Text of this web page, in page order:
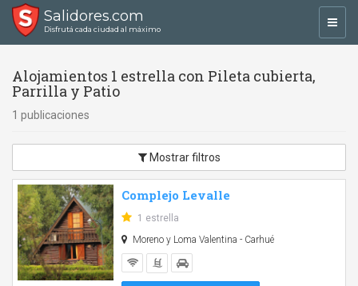
Salidores.com
Disfrutá cada ciudad al máximo
Alojamientos 1 estrella con Pileta cubierta,
Parrilla y Patio
1 publicaciones
Mostrar filtros
Complejo Levalle
1 estrella
Moreno y Loma Valentina - Carhué